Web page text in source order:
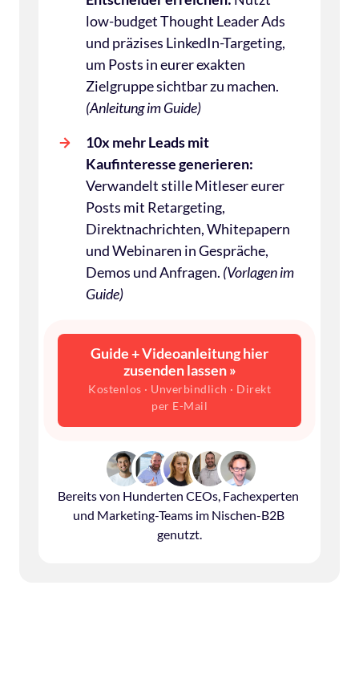
low-budget Thought Leader Ads
und präzises LinkedIn-Targeting,
um Posts in eurer exakten
(Anleitung im Guide)
10x mehr Leads mit
Verwandelt stille Mitleser eurer
Posts mit Retargeting,
Direktnachrichten, Whitepapern
und Webinaren in Gespräche,
Demos und Anfragen. (Vorlagen im
Guide)
Guide + Videoanleitung hier
zusenden lassen »
Kostenlos · Unverbindlich · Direkt
per E-Mail
Bereits von Hunderten CEOs, Fachexperten
und Marketing-Teams im Nischen-B2B
genutzt.